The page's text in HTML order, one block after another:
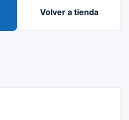
Volver a tienda